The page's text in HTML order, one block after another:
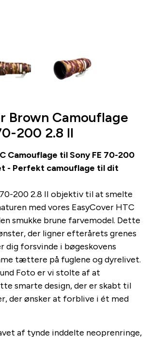
Brown Camouflage
200 2.8 II
Camouflage til Sony FE 70-200
- Perfekt camouflage til dit
200 2.8 II objektiv til at smelte
med vores EasyCover HTC
smukke brune farvemodel. Dette
der ligner efterårets grenes
dig forsvinde i bøgeskovens
tættere på fuglene og dyrelivet.
Foto er vi stolte af at
smarte design, der er skabt til
der ønsker at forblive i ét med
af tynde inddelte neoprenringe,